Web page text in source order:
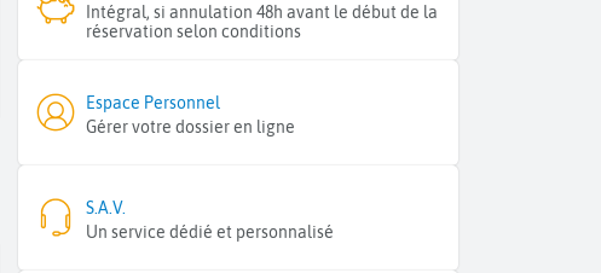
Intégral, si annulation 48h avant le début de la
réservation selon conditions
Espace Personnel
Gérer votre dossier en ligne
S.A.V.
Un service dédié et personnalisé